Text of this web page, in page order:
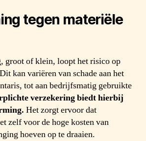
tegen materiële
groot of klein, loopt het risico op
kan variëren van schade aan het
tot aan bedrijfsmatig gebruikte
verzekering biedt hierbij
Het zorgt ervoor dat
zelf voor de hoge kosten van
hoeven op te draaien.